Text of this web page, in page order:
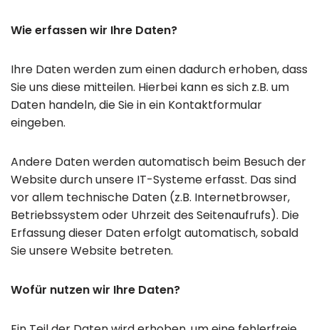
Wie erfassen wir Ihre Daten?
Ihre Daten werden zum einen dadurch erhoben, dass
Sie uns diese mitteilen. Hierbei kann es sich z.B. um
Daten handeln, die Sie in ein Kontaktformular
eingeben.
Andere Daten werden automatisch beim Besuch der
Website durch unsere IT-Systeme erfasst. Das sind
vor allem technische Daten (z.B. Internetbrowser,
Betriebssystem oder Uhrzeit des Seitenaufrufs). Die
Erfassung dieser Daten erfolgt automatisch, sobald
Sie unsere Website betreten.
Wofür nutzen wir Ihre Daten?